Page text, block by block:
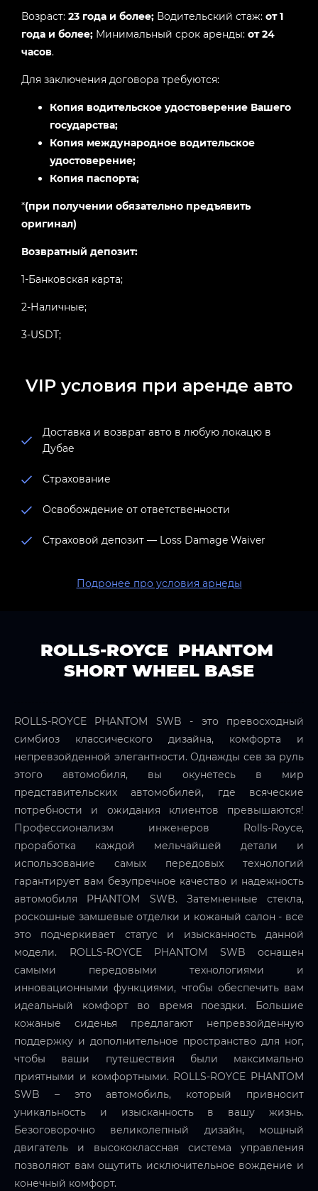
Возраст: 23 года и более; Водительский стаж: от 1
года и более; Минимальный срок аренды: от 24
часов.
Для заключения договора требуются:
Копия водительское удостоверение Вашего
государства;
Копия международное водительское
удостоверение;
Копия паспорта;
*(при получении обязательно предъявить
оригинал)
Возвратный депозит:
1-Банковская карта;
2-Наличные;
3-USDT;
VIP условия при аренде авто
Доставка и возврат авто в любую локацю в
Дубае
Страхование
Освобождение от ответственности
Страховой депозит — Loss Damage Waiver
Подронее про условия арнеды
ROLLS-ROYCE PHANTOM
SHORT WHEEL BASE
ROLLS-ROYCE PHANTOM SWB - это превосходный
симбиоз классического дизайна, комфорта и
непревзойденной элегантности. Однажды сев за руль
этого автомобиля, вы окунетесь в мир
представительских автомобилей, где всяческие
потребности и ожидания клиентов превышаются!
Профессионализм инженеров Rolls-Royce,
проработка каждой мельчайшей детали и
использование самых передовых технологий
гарантирует вам безупречное качество и надежность
автомобиля PHANTOM SWB. Затемненные стекла,
роскошные замшевые отделки и кожаный салон - все
это подчеркивает статус и изысканность данной
модели. ROLLS-ROYCE PHANTOM SWB оснащен
самыми передовыми технологиями и
инновационными функциями, чтобы обеспечить вам
идеальный комфорт во время поездки. Большие
кожаные сиденья предлагают непревзойденную
поддержку и дополнительное пространство для ног,
чтобы ваши путешествия были максимально
приятными и комфортными. ROLLS-ROYCE PHANTOM
SWB – это автомобиль, который привносит
уникальность и изысканность в вашу жизнь.
Безоговорочно великолепный дизайн, мощный
двигатель и высококлассная система управления
позволяют вам ощутить исключительное вождение и
конечный комфорт.